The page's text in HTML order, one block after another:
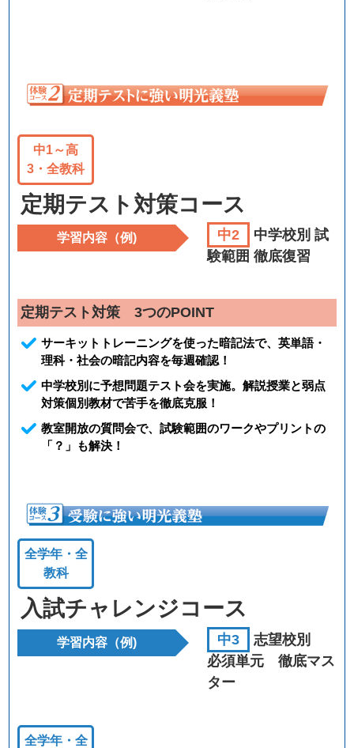
中1～高
3・全教科
定期テスト対策コース
学習内容（例) 中2
中学校別 試
験範囲 徹底復習
定期テスト対策 3つのPOINT
サーキットトレーニングを使った暗記法で、英単語・
理科・社会の暗記内容を毎週確認！
中学校別に予想問題テスト会を実施。解説授業と弱点
対策個別教材で苦手を徹底克服！
教室開放の質問会で、試験範囲のワークやプリントの
「？」も解決！
全学年・全
教科
入試チャレンジコース
学習内容（例) 中3
志望校別
必須単元 徹底マス
ター
全学年・全